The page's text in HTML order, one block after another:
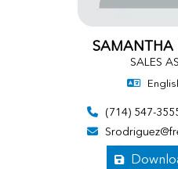
SAMANTHA
SALES
(714) 547-